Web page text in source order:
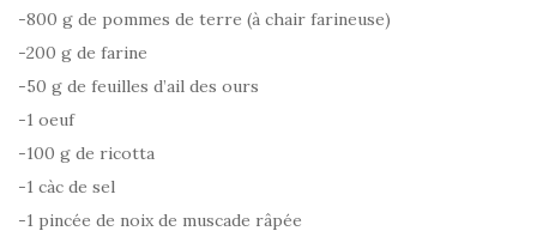
-800 g de pommes de terre (à chair farineuse)
-200 g de farine
-50 g de feuilles d’ail des ours
-1 oeuf
-100 g de ricotta
-1 càc de sel
-1 pincée de noix de muscade râpée